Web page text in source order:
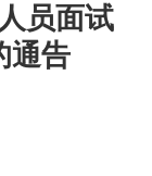
员面试
通告